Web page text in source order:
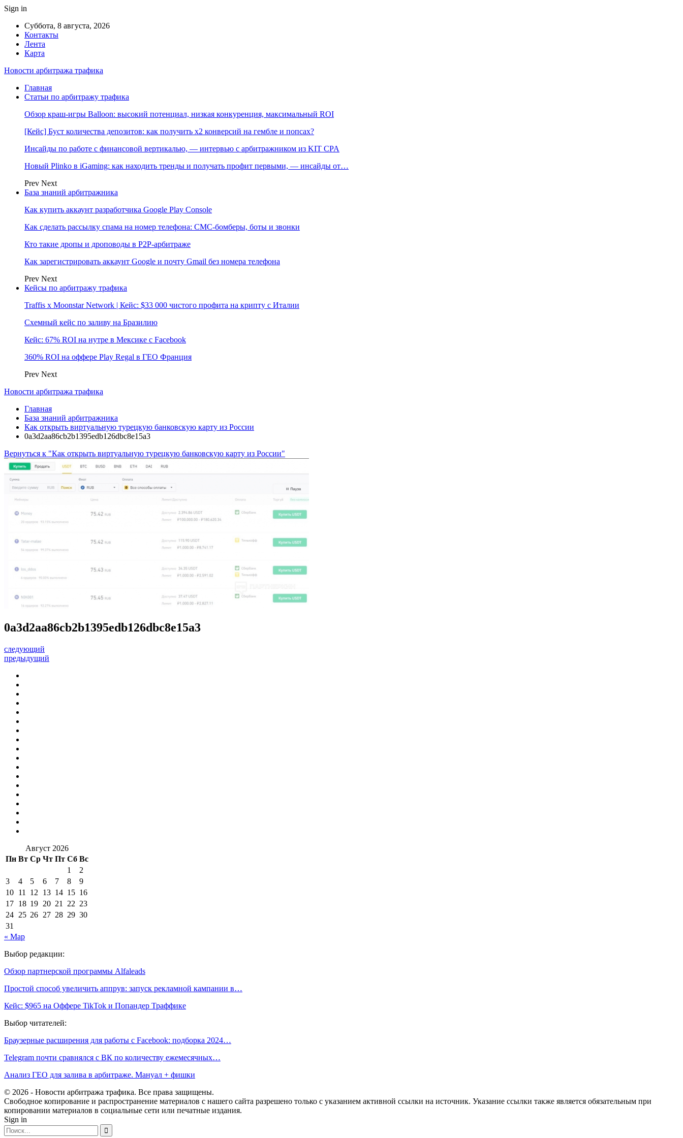
Sign in
Суббота, 8 августа, 2026
Контакты
Лента
Карта
Новости арбитража трафика
Главная
Статьи по арбитражу трафика
Обзор краш-игры Balloon: высокий потенциал, низкая конкуренция, максимальный ROI
[Кейс] Буст количества депозитов: как получить х2 конверсий на гембле и попсах?
Инсайды по работе с финансовой вертикалью, — интервью с арбитражником из KIT CPA
Новый Plinko в iGaming: как находить тренды и получать профит первыми, — инсайды от…
Prev Next
База знаний арбитражника
Как купить аккаунт разработчика Google Play Console
Как сделать рассылку спама на номер телефона: СМС-бомберы, боты и звонки
Кто такие дропы и дроповоды в P2P-арбитраже
Как зарегистрировать аккаунт Google и почту Gmail без номера телефона
Prev Next
Кейсы по арбитражу трафика
Traffis x Moonstar Network | Кейс: $33 000 чистого профита на крипту с Италии
Схемный кейс по заливу на Бразилию
Кейс: 67% ROI на нутре в Мексике с Facebook
360% ROI на оффере Play Regal в ГЕО Франция
Prev Next
Новости арбитража трафика
Главная
База знаний арбитражника
Как открыть виртуальную турецкую банковскую карту из России
0a3d2aa86cb2b1395edb126dbc8e15a3
Вернуться к "Как открыть виртуальную турецкую банковскую карту из России"
0a3d2aa86cb2b1395edb126dbc8e15a3
следующий
предыдущий
Август 2026
Пн Вт Ср Чт Пт Сб Вс
1
2
3
4 5 6 7 8
9
10 11 12 13 14 15 16
17 18 19 20 21 22 23
24 25 26 27 28 29 30
31
« Мар
Выбор редакции:
Обзор партнерской программы Alfaleads
Простой способ увеличить аппрув: запуск рекламной кампании в…
Кейс: $965 на Оффере TikTok и Попандер Траффике
Выбор читателей:
Браузерные расширения для работы с Facebook: подборка 2024…
Telegram почти сравнялся с ВК по количеству ежемесячных…
Анализ ГЕО для залива в арбитраже. Мануал + фишки
© 2026 - Новости арбитража трафика. Все права защищены.
Свободное копирование и распространение материалов с нашего сайта разрешено только с указанием активной ссылки на источник. Указание ссылки также является обязательным при
копировании материалов в социальные сети или печатные издания.
Sign in